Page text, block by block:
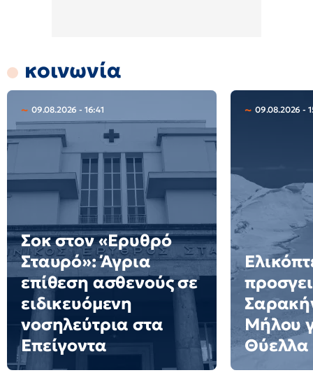
κοινωνία
09.08.2026 - 16:41
Σοκ στον «Ερυθρό
Σταυρό»: Άγρια
επίθεση ασθενούς σε
ειδικευόμενη
νοσηλεύτρια στα
Επείγοντα
09.08.2026 -
Μήλου
Θύελλα